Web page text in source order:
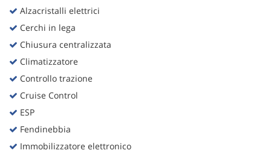
Alzacristalli elettrici
Cerchi in lega
Chiusura centralizzata
Climatizzatore
Controllo trazione
Cruise Control
ESP
Fendinebbia
Immobilizzatore elettronico